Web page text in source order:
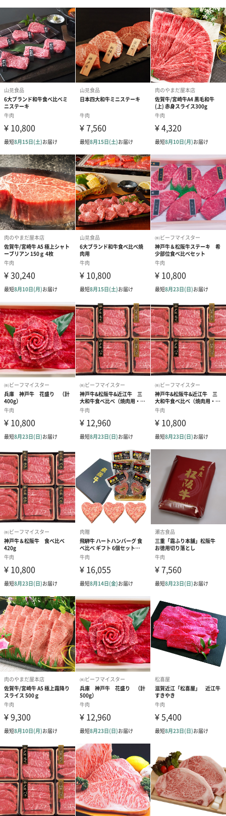
牛たんの美味しい焼き方
焼き方
・フライパン・ホットプレートで焼く
フライパンまたはホットプレートに、脂をあまりひかずに牛たん
をのせて焦げないよう数回返しながら、両面がきつね色になるよ
う強火でさっと焼いてください。
焼き上がりまでの目安時間は2分～2分半程です。
・焼き網で焼く
焼網を使用の際は底にセラミックが付いているものをおすすめし
ます。
牛たんをのせて焦げないよう数回返しながらきつね色になるよう
強火でさっと焼いてください。
焼き上がりまでの目安時間は1分半～2分程です。
※記載の焼き上がりまでの時間は、平均的な家庭用調理台を使用
しての目安時間となります。お使いの調理台により多少違いが出
る場合もございますのでご了承ください。
※機会がありましたら炭火焼をぜひお試しください。
美味しく焼くコツ
①冷凍状態の牛たんは完全に解凍してください。
解凍が完全でないと焼きムラが出て美味しくいただけません。
お召し上がりいただく前日に冷蔵庫に移して解凍してください。
お急ぎの時には真空パックのまま流水で解凍してください。
②肉汁が逃げないように強火で焼いてください。
火力が弱いと肉汁が逃げてしまいます。
③焼きすぎると硬くなってしまい、旨みも逃げてしまいます。
味しい焼き加減です。
※味が付いておりますので、そのまま焼いてお召し上がりいただ
けます。
※食べやすいよう、縦半分にカットしてお召し上がりください。
※お好みで、一味唐辛子や七味唐辛子をかけても美味しくお召し
上がりいただけます。
贈り物やご自身へのご褒美に
銘店の味をご家庭でもお手軽にご賞味いただけます。
大切な方への贈り物、お世話になった方への御礼として、少し贅
沢したい日の自分へのご褒美、様々なシーンのギフトにおすすめ
の逸品です。
牛たん 炭焼き利久
利久は職人による仕込みと炭焼きに徹底してこだわり、仙台の食
文化である「牛たん焼」を発信し、北海道から九州まで全国80店
舗以上を展開しております。
現在は、多様化するニーズにきめ細かく対応するために新業態の
店舗展開にも挑戦し、ラーメン、和菓子、蕎麦、ホルモンなど職
人の技と品質を大切にした価値ある商品・サービスづくりに取り